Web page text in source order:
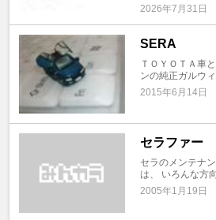
2026年7月31日
SERA
ＴＯＹＯＴＡ車
ンの純正ガルウィ
2015年6月14日
セラファー
セラのメンテナ
は、 いろんな方
2005年1月19日